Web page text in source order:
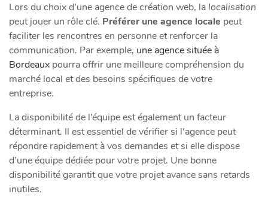
Lors du choix d’une agence de création web, la localisation
peut jouer un rôle clé. Préférer une agence locale peut
faciliter les rencontres en personne et renforcer la
communication. Par exemple, une agence située à
Bordeaux pourra offrir une meilleure compréhension du
marché local et des besoins spécifiques de votre
entreprise.
La disponibilité de l’équipe est également un facteur
déterminant. Il est essentiel de vérifier si l’agence peut
répondre rapidement à vos demandes et si elle dispose
d’une équipe dédiée pour votre projet. Une bonne
disponibilité garantit que votre projet avance sans retards
inutiles.